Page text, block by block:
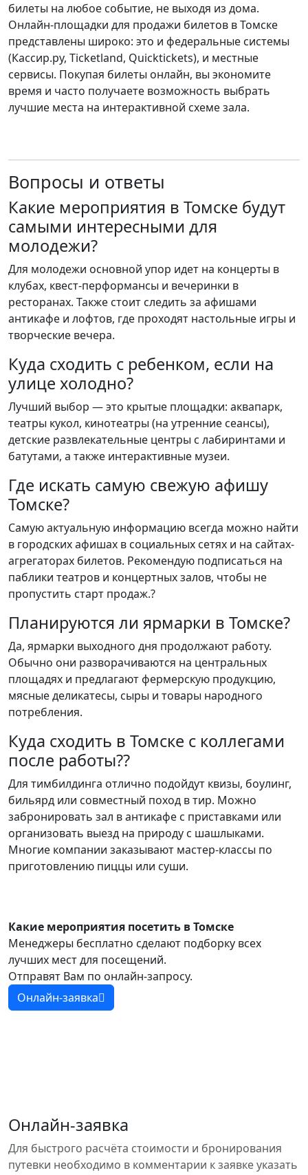
билеты на любое событие, не выходя из дома.
Онлайн-площадки для продажи билетов в Томске
представлены широко: это и федеральные системы
(Кассир.ру, Ticketland, Quicktickets), и местные
сервисы. Покупая билеты онлайн, вы экономите
время и часто получаете возможность выбрать
лучшие места на интерактивной схеме зала.
Вопросы и ответы
Какие мероприятия в Томске будут
самыми интересными для
молодежи?
Для молодежи основной упор идет на концерты в
клубах, квест-перформансы и вечеринки в
ресторанах. Также стоит следить за афишами
антикафе и лофтов, где проходят настольные игры и
творческие вечера.
Куда сходить с ребенком, если на
улице холодно?
Лучший выбор — это крытые площадки: аквапарк,
театры кукол, кинотеатры (на утренние сеансы),
детские развлекательные центры с лабиринтами и
батутами, а также интерактивные музеи.
Где искать самую свежую афишу
Томске?
Самую актуальную информацию всегда можно найти
в городских афишах в социальных сетях и на сайтах-
агрегаторах билетов. Рекомендую подписаться на
паблики театров и концертных залов, чтобы не
пропустить старт продаж.?
Планируются ли ярмарки в Томске?
Да, ярмарки выходного дня продолжают работу.
Обычно они разворачиваются на центральных
площадях и предлагают фермерскую продукцию,
мясные деликатесы, сыры и товары народного
потребления.
Куда сходить в Томске с коллегами
после работы??
Для тимбилдинга отлично подойдут квизы, боулинг,
бильярд или совместный поход в тир. Можно
забронировать зал в антикафе с приставками или
организовать выезд на природу с шашлыками.
Многие компании заказывают мастер-классы по
приготовлению пиццы или суши.
Какие мероприятия посетить в Томске
Менеджеры бесплатно сделают подборку всех
лучших мест для посещений.
Отправят Вам по онлайн-запросу.
Онлайн-заявка
Онлайн-заявка
Для быстрого расчёта стоимости и бронирования
путевки необходимо в комментарии к заявке указать